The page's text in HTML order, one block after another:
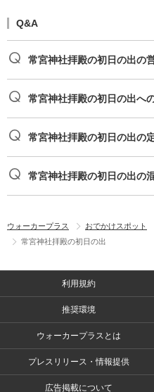
Q&A
常宮神社拝殿の初日の出の
常宮神社拝殿の初日の出へ
常宮神社拝殿の初日の出の
常宮神社拝殿の初日の出の
ウォーカープラス おでかけスポット
常宮神社拝殿の初日の出
利用規約
推奨環境
ウォーカープラスとは
プレスリリース・情報提供
広告掲載について